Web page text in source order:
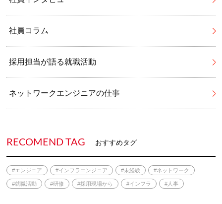
社員コラム
採用担当が語る就職活動
ネットワークエンジニアの仕事
RECOMEND TAG おすすめタグ
#エンジニア #インフラエンジニア #未経験 #ネットワーク
#就職活動 #研修 #採用現場から #インフラ #人事